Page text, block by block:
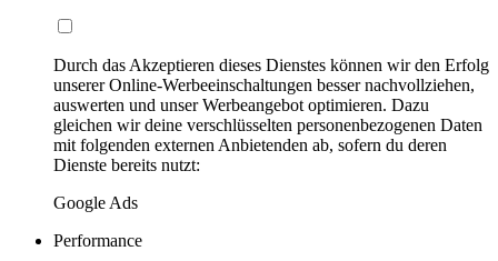
Durch das Akzeptieren dieses Dienstes können wir den Erfolg
unserer Online-Werbeeinschaltungen besser nachvollziehen,
auswerten und unser Werbeangebot optimieren. Dazu
gleichen wir deine verschlüsselten personenbezogenen Daten
mit folgenden externen Anbietenden ab, sofern du deren
Dienste bereits nutzt:
Google Ads
Performance